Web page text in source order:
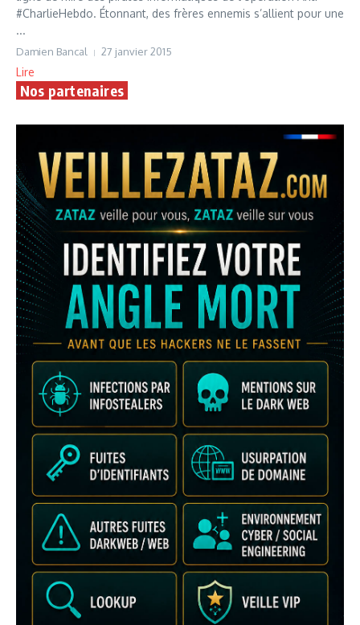
#CharlieHebdo. Étonnant, des frères ennemis s’allient pour une
...
Damien Bancal 27 janvier 2015
Lire
Nos partenaires